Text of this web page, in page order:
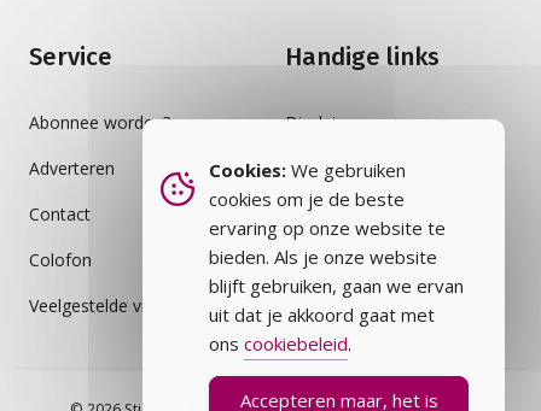
Service
Abonnee worden?
Adverteren
Contact
Colofon
Veelgestelde vragen
Handige links
Disclaimer
Auteursrecht
Cookiebeleid
Privacybeleid
Vakblad
Cookies: We gebruiken
cookies om je de beste
ervaring op onze website te
bieden. Als je onze website
blijft gebruiken, gaan we ervan
uit dat je akkoord gaat met
ons cookiebeleid.
Accepteren maar, het is